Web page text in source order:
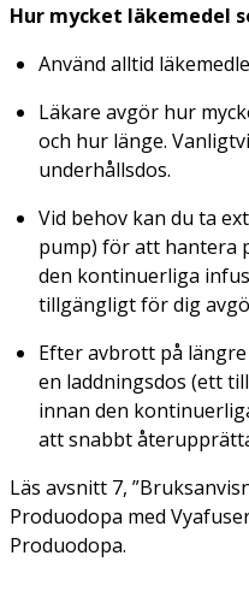
Hur mycket läkemedel
Använd alltid
Läkare avgör hur
och hur länge.
underhållsdos.
Vid behov kan du ta
pump) för att hantera
den kontinuerliga
tillgängligt för dig
Efter avbrott på
en laddningsdos (ett
innan den
att snabbt
Läs avsnitt 7,
Produodopa med
Produodopa.